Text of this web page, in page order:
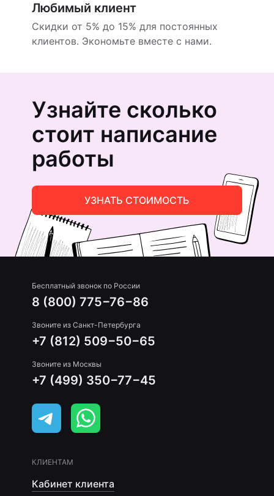
Любимый клиент
Скидки от 5% до 15% для постоянных
клиентов. Экономьте вместе с нами.
Узнайте сколько
стоит написание
работы
УЗНАТЬ СТОИМОСТЬ
Бесплатный звонок по России
8 (800) 775−76−86
Звоните из Санкт-Петербурга
+7 (812) 509−50−65
Звоните из Москвы
+7 (499) 350−77−45
КЛИЕНТАМ
Кабинет клиента